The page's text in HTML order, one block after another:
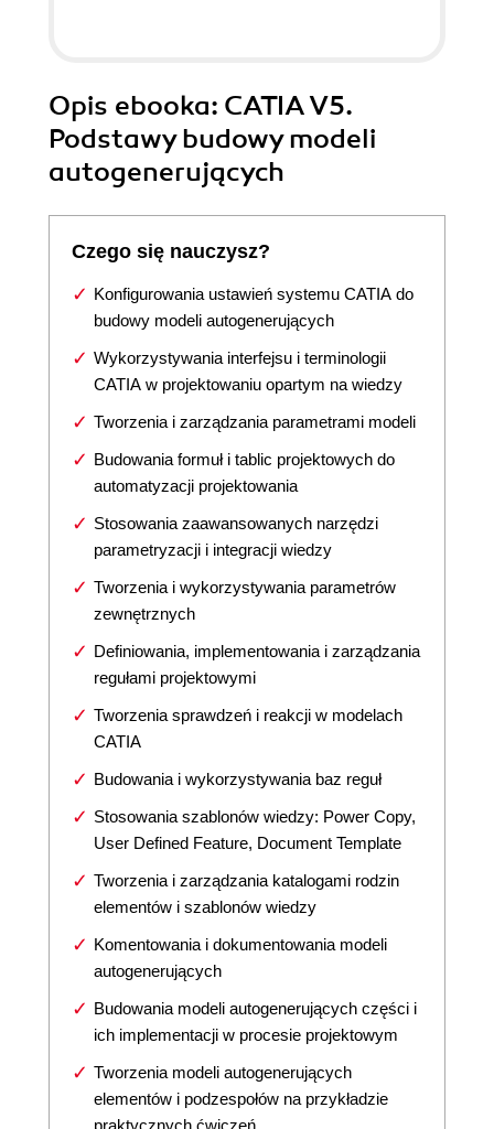
Opis ebooka: CATIA V5.
Podstawy budowy modeli
autogenerujących
Czego się nauczysz?
Konfigurowania ustawień systemu CATIA do
budowy modeli autogenerujących
Wykorzystywania interfejsu i terminologii
CATIA w projektowaniu opartym na wiedzy
Tworzenia i zarządzania parametrami modeli
Budowania formuł i tablic projektowych do
automatyzacji projektowania
Stosowania zaawansowanych narzędzi
parametryzacji i integracji wiedzy
Tworzenia i wykorzystywania parametrów
zewnętrznych
Definiowania, implementowania i zarządzania
regułami projektowymi
Tworzenia sprawdzeń i reakcji w modelach
CATIA
Budowania i wykorzystywania baz reguł
Stosowania szablonów wiedzy: Power Copy,
User Defined Feature, Document Template
Tworzenia i zarządzania katalogami rodzin
elementów i szablonów wiedzy
Komentowania i dokumentowania modeli
autogenerujących
Budowania modeli autogenerujących części i
ich implementacji w procesie projektowym
Tworzenia modeli autogenerujących
elementów i podzespołów na przykładzie